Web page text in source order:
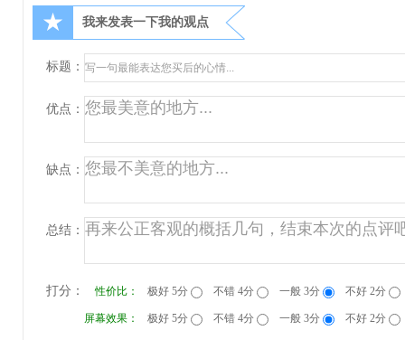
★ 我来发表一下我的观点
标题：
优点：
缺点：
总结：
打分： 性价比： 极好 5分 不错 4分 一般 3分 不好 2分
屏幕效果： 极好 5分 不错 4分 一般 3分 不好 2分